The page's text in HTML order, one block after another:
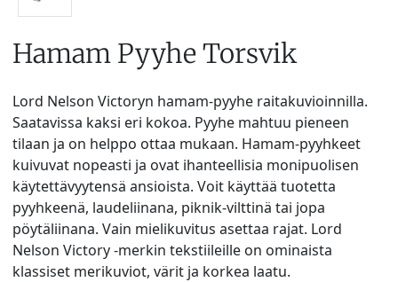
Hamam Pyyhe Torsvik
Lord Nelson Victoryn hamam-pyyhe raitakuvioinnilla.
Saatavissa kaksi eri kokoa. Pyyhe mahtuu pieneen
tilaan ja on helppo ottaa mukaan. Hamam-pyyhkeet
kuivuvat nopeasti ja ovat ihanteellisia monipuolisen
käytettävyytensä ansioista. Voit käyttää tuotetta
pyyhkeenä, laudeliinana, piknik-vilttinä tai jopa
pöytäliinana. Vain mielikuvitus asettaa rajat. Lord
Nelson Victory -merkin tekstiileille on ominaista
klassiset merikuviot, värit ja korkea laatu.